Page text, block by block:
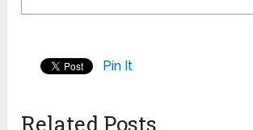
Pin It
Related Posts